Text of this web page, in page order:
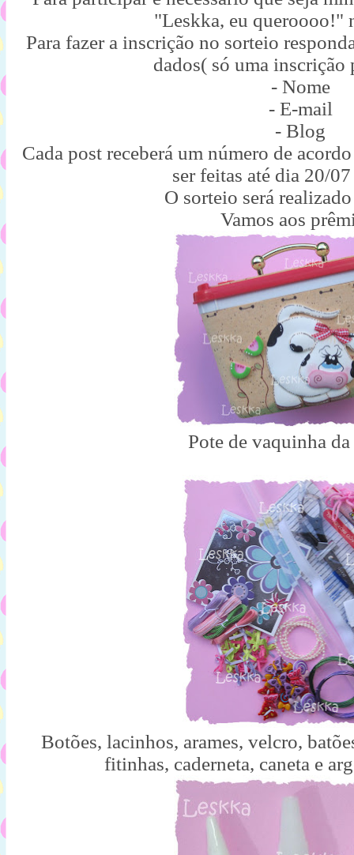
"Leskka, eu queroooo!"
Para fazer a inscrição no sorteio
dados( só uma inscrição
- Nome
- E-mail
- Blog
Cada post receberá um número de
ser feitas até dia 20/
O sorteio será
Vamos aos
Pote de vaquinha
Botões, lacinhos, arames, velcro,
fitinhas, caderneta, caneta e